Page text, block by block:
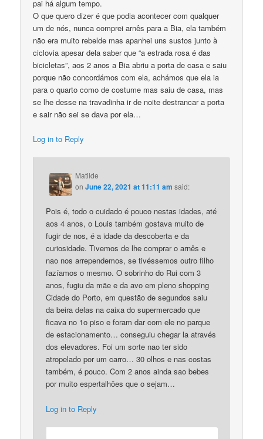
pai há algum tempo.
O que quero dizer é que podia acontecer com qualquer
um de nós, nunca comprei arnês para a Bia, ela também
não era muito rebelde mas apanhei uns sustos junto à
ciclovia apesar dela saber que “a estrada rosa é das
bicicletas”, aos 2 anos a Bia abriu a porta de casa e saiu
porque não concordámos com ela, achámos que ela ia
para o quarto como de costume mas saiu de casa, mas
se lhe desse na travadinha ir de noite destrancar a porta
e sair não sei se dava por ela…
Log in to Reply
Matilde
onJune 22, 2021 at 11:11 am said:
Pois é, todo o cuidado é pouco nestas idades, até
aos 4 anos, o Louis também gostava muito de
fugir de nos, é a idade da descoberta e da
curiosidade. Tivemos de lhe comprar o arnês e
nao nos arrependemos, se tivéssemos outro filho
fazíamos o mesmo. O sobrinho do Rui com 3
anos, fugiu da mãe e da avo em pleno shopping
Cidade do Porto, em questão de segundos saiu
da beira delas na caixa do supermercado que
ficava no 1o piso e foram dar com ele no parque
de estacionamento… conseguiu chegar la através
dos elevadores. Foi um sorte nao ter sido
atropelado por um carro… 30 olhos e nas costas
também, é pouco. Com 2 anos ainda sao bebes
por muito espertalhōes que o sejam…
Log in to Reply